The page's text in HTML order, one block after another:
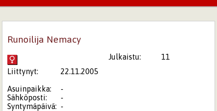
Runoilija Nemacy
Julkaistu:
11
Liittynyt:
22.11.2005
Asuinpaikka:
-
Sähköposti:
-
Syntymäpäivä: -